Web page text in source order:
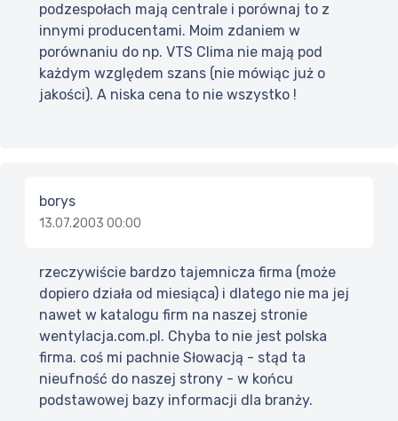
podzespołach mają centrale i porównaj to z
innymi producentami. Moim zdaniem w
porównaniu do np. VTS Clima nie mają pod
każdym względem szans (nie mówiąc już o
jakości). A niska cena to nie wszystko !
borys
13.07.2003 00:00
rzeczywiście bardzo tajemnicza firma (może
dopiero działa od miesiąca) i dlatego nie ma jej
nawet w katalogu firm na naszej stronie
wentylacja.com.pl. Chyba to nie jest polska
firma. coś mi pachnie Słowacją - stąd ta
nieufność do naszej strony - w końcu
podstawowej bazy informacji dla branży.